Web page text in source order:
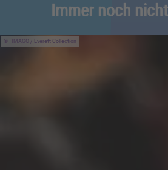
Immer noch
IMAGO / Everett Collection